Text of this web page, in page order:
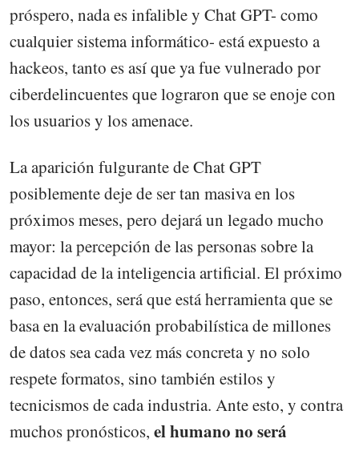
próspero, nada es infalible y Chat GPT- como
cualquier sistema informático- está expuesto a
hackeos, tanto es así que ya fue vulnerado por
ciberdelincuentes que lograron que se enoje con
los usuarios y los amenace.
La aparición fulgurante de Chat GPT
posiblemente deje de ser tan masiva en los
próximos meses, pero dejará un legado mucho
mayor: la percepción de las personas sobre la
capacidad de la inteligencia artificial. El próximo
paso, entonces, será que está herramienta que se
basa en la evaluación probabilística de millones
de datos sea cada vez más concreta y no solo
respete formatos, sino también estilos y
tecnicismos de cada industria. Ante esto, y contra
muchos pronósticos, el humano no será